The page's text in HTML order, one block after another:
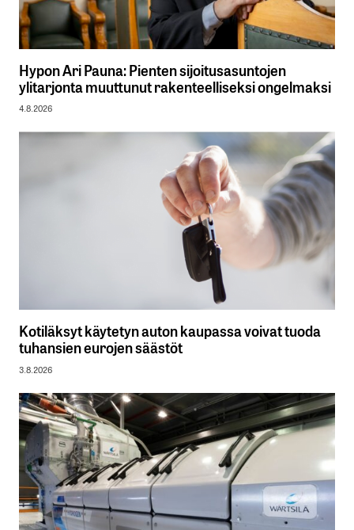
Hypon Ari Pauna: Pienten sijoitusasuntojen
ylitarjonta muuttunut rakenteelliseksi ongelmaksi
4.8.2026
Kotiläksyt käytetyn auton kaupassa voivat tuoda
tuhansien eurojen säästöt
3.8.2026